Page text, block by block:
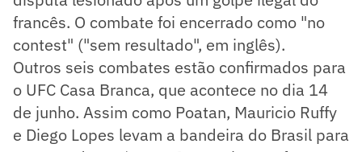
francês. O combate foi encerrado como "no
contest" ("sem resultado", em inglês).
Outros seis combates estão confirmados para
o UFC Casa Branca, que acontece no dia 14
de junho. Assim como Poatan, Mauricio Ruffy
e Diego Lopes levam a bandeira do Brasil para